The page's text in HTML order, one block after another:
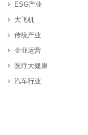
ESG产业
大飞机
传统产业
企业运营
医疗大健康
汽车行业